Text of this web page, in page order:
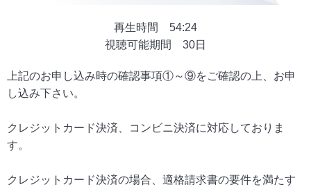
再生時間 54:24
視聴可能期間 30日
上記のお申し込み時の確認事項①～⑨をご確認の上、お申
し込み下さい。
クレジットカード決済、コンビニ決済に対応しておりま
す。
クレジットカード決済の場合、適格請求書の要件を満たす